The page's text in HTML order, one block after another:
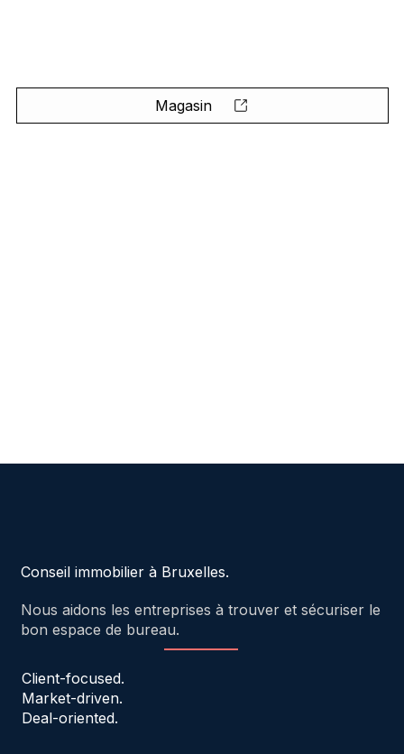
Magasin
Conseil immobilier à Bruxelles.
Nous aidons les entreprises à trouver et sécuriser le
bon espace de bureau.
Client-focused.
Market-driven.
Deal-oriented.